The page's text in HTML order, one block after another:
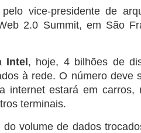
vice-presidente de
2.0 Summit, em São
Intel , hoje, 4 bilhões de
à rede. O número deve
internet estará em carros,
terminais.
volume de dados